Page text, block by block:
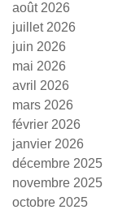
août 2026
juillet 2026
juin 2026
mai 2026
avril 2026
mars 2026
février 2026
janvier 2026
décembre 2025
novembre 2025
octobre 2025